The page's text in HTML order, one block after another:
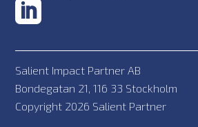
Salient Impact Partner AB
Bondegatan 21, 116 33 Stockholm
Copyright 2026 Salient Partner